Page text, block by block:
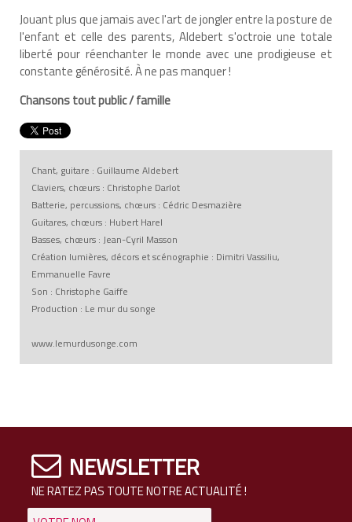
Jouant plus que jamais avec l'art de jongler entre la posture de
l'enfant et celle des parents, Aldebert s'octroie une totale
liberté pour réenchanter le monde avec une prodigieuse et
constante générosité. À ne pas manquer !
Chansons tout public / famille
Chant, guitare : Guillaume Aldebert
Claviers, chœurs : Christophe Darlot
Batterie, percussions, chœurs : Cédric Desmazière
Guitares, chœurs : Hubert Harel
Basses, chœurs : Jean-Cyril Masson
Création lumières, décors et scénographie : Dimitri Vassiliu,
Emmanuelle Favre
Son : Christophe Gaiffe
Production : Le mur du songe
www.lemurdusonge.com
NEWSLETTER
NE RATEZ PAS TOUTE NOTRE ACTUALITÉ !